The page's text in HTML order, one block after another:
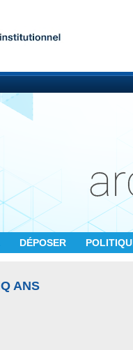
DÉPOSER
ANS